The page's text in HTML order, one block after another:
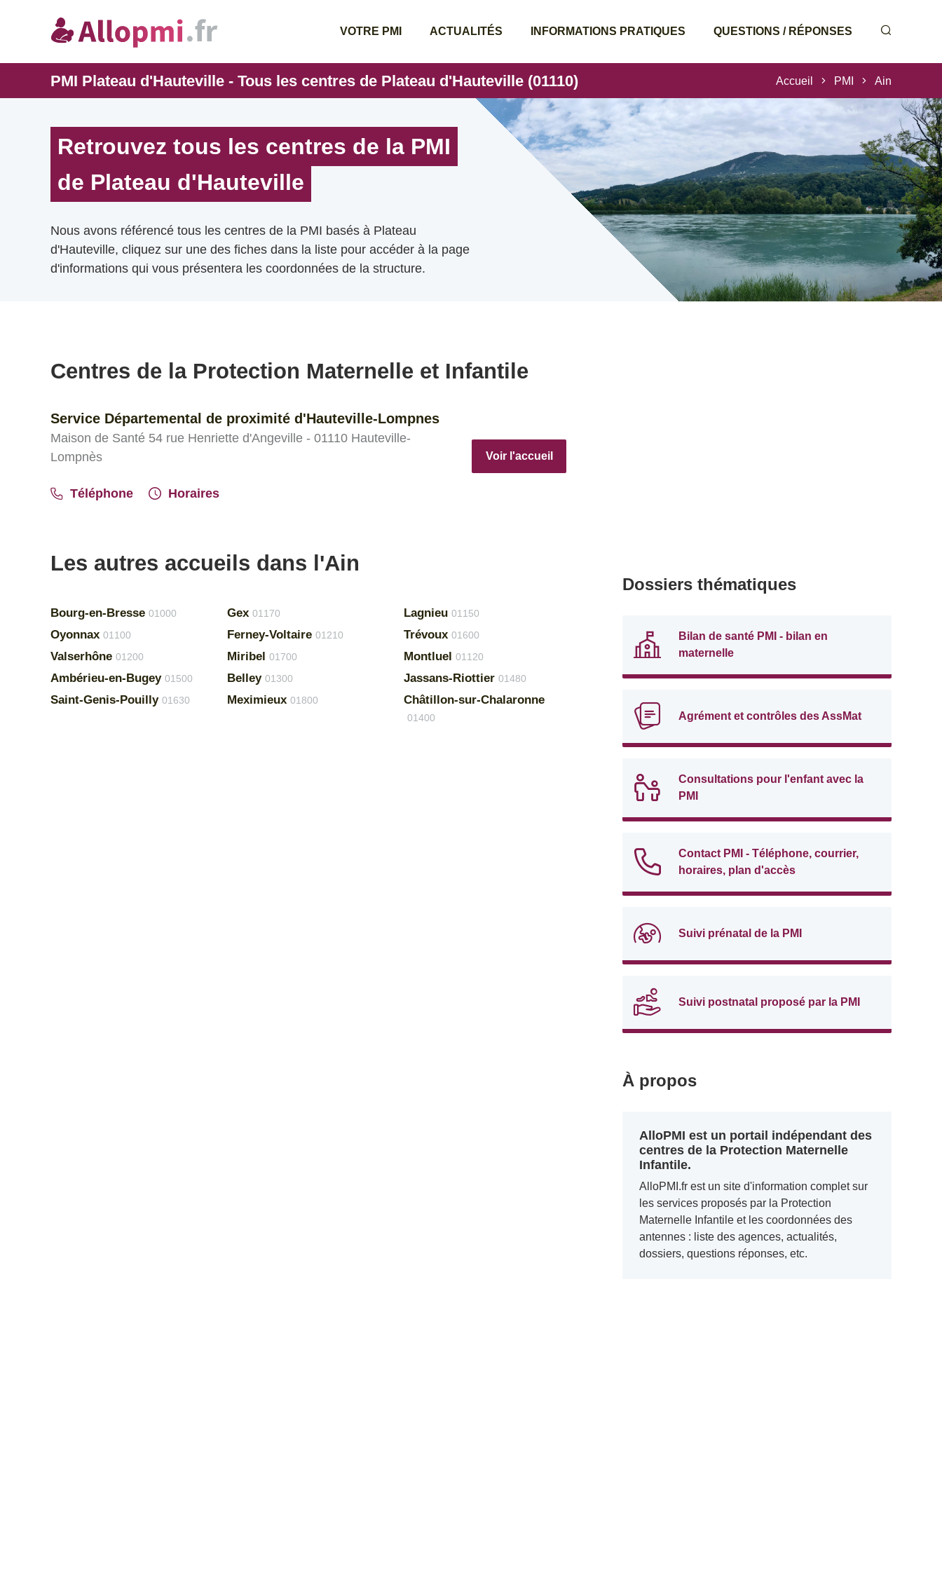
VOTRE PMI ACTUALITÉS INFORMATIONS PRATIQUES QUESTIONS / RÉPONSES
PMI Plateau d'Hauteville - Tous les centres de Plateau d'Hauteville (01110) Accueil PMI Ain
Retrouvez tous les centres de la PMI
de Plateau d'Hauteville
Nous avons référencé tous les centres de la PMI basés à Plateau
d'Hauteville, cliquez sur une des fiches dans la liste pour accéder à la page
d'informations qui vous présentera les coordonnées de la structure.
Centres de la Protection Maternelle et Infantile
Service Départemental de proximité d'Hauteville-Lompnes
Maison de Santé 54 rue Henriette d'Angeville - 01110 Hauteville-
Lompnès
Téléphone Horaires
Voir l'accueil
Les autres accueils dans l'Ain
Bourg-en-Bresse 01000
Oyonnax 01100
Valserhône 01200
Ambérieu-en-Bugey 01500
Saint-Genis-Pouilly 01630
Gex 01170
Ferney-Voltaire 01210
Miribel 01700
Belley 01300
Meximieux 01800
Lagnieu 01150
Trévoux 01600
Montluel 01120
Jassans-Riottier 01480
Châtillon-sur-Chalaronne
01400
Dossiers thématiques
Bilan de santé PMI - bilan en
maternelle
Agrément et contrôles des AssMat
Consultations pour l'enfant avec la
PMI
Contact PMI - Téléphone, courrier,
horaires, plan d'accès
Suivi prénatal de la PMI
Suivi postnatal proposé par la PMI
À propos
AlloPMI est un portail indépendant des
centres de la Protection Maternelle
Infantile.
AlloPMI.fr est un site d'information complet sur
les services proposés par la Protection
Maternelle Infantile et les coordonnées des
antennes : liste des agences, actualités,
dossiers, questions réponses, etc.